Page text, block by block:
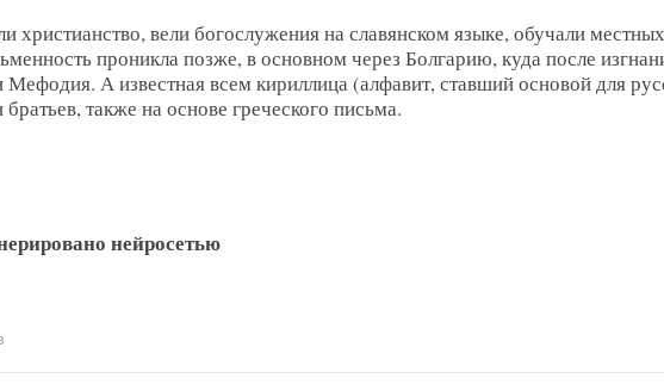
христианство, вели богослужения на славянском языке, обучали местных
проникла позже, в основном через Болгарию, куда после
А известная всем кириллица (алфавит, ставший основой для
также на основе греческого письма.
нейросетью